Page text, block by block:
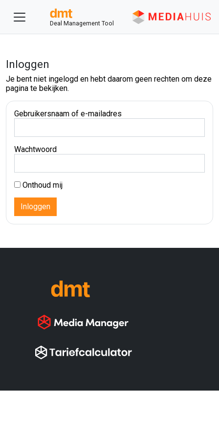
Deal Management Tool
Inloggen
Je bent niet ingelogd en hebt daarom geen rechten om deze
pagina te bekijken.
Gebruikersnaam of e-mailadres
Wachtwoord
Onthoud mij